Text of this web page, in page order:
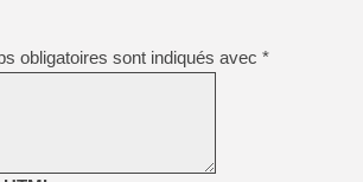
obligatoires sont indiqués avec *